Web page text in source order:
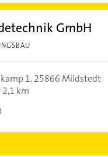
GmbH
1,25866 Mildstedt
2,1 km